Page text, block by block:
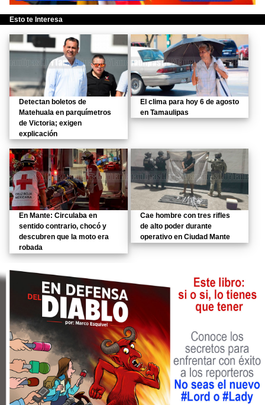
Esto te Interesa
Detectan boletos de
Matehuala en parquímetros
de Victoria; exigen
explicación
El clima para hoy 6 de agosto
en Tamaulipas
En Mante: Circulaba en
sentido contrario, chocó y
descubren que la moto era
robada
Cae hombre con tres rifles
de alto poder durante
operativo en Ciudad Mante